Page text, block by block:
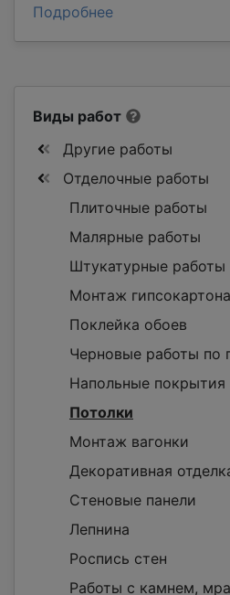
Подробнее
Виды работ
Другие работы
Отделочные работы
Плиточные работы
Малярные работы
Штукатурные работы
Монтаж гипсокартона
Поклейка обоев
Черновые работы по
Напольные покрытия
Потолки
Монтаж вагонки
Декоративная
Стеновые панели
Лепнина
Роспись стен
Работы с камнем,